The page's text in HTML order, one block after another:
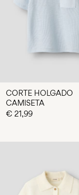
CORTE HOLGADO
CAMISETA
€ 21,99